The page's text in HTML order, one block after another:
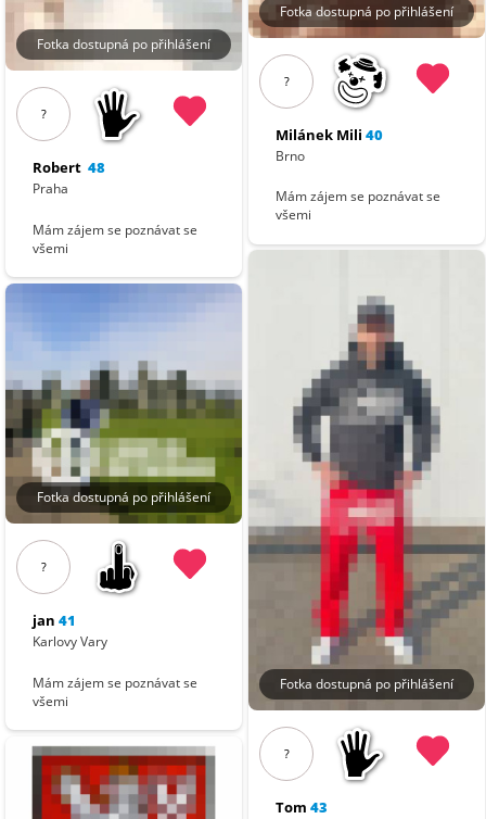
Fotka dostupná po přihlášení
?
Robert 48
Praha
Mám zájem se poznávat se
všemi
Fotka dostupná po přihlášení
?
jan 41
Karlovy Vary
Mám zájem se poznávat se
všemi
Fotka dostupná po přihlášení
?
Milánek Mili 40
Brno
Mám zájem se poznávat se
všemi
Fotka dostupná po přihlášení
?
Tom 43